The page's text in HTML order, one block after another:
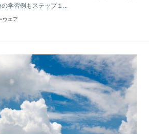
学習例もステップ１...
ウエア